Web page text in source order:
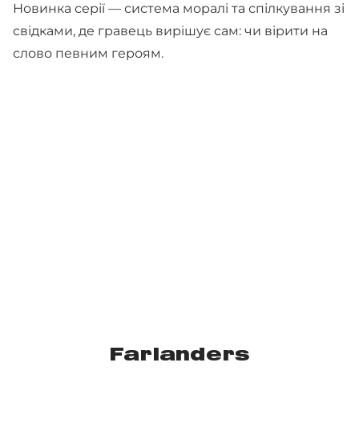
Новинка серії — система моралі та спілкування зі
свідками, де гравець вирішує сам: чи вірити на
слово певним героям.
Farlanders